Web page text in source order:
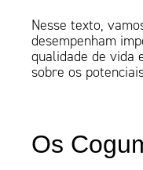
Nesse texto,
desempenham
qualidade de vida
sobre os
Os